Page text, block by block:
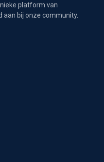
platform van
aan bij onze community.